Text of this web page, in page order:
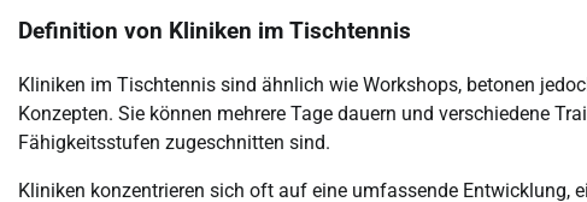
Definition von Kliniken im Tischtennis
Kliniken im Tischtennis sind ähnlich wie Workshops, betonen
Konzepten. Sie können mehrere Tage dauern und verschiedene
Fähigkeitsstufen zugeschnitten sind.
Kliniken konzentrieren sich oft auf eine umfassende Entwicklung,